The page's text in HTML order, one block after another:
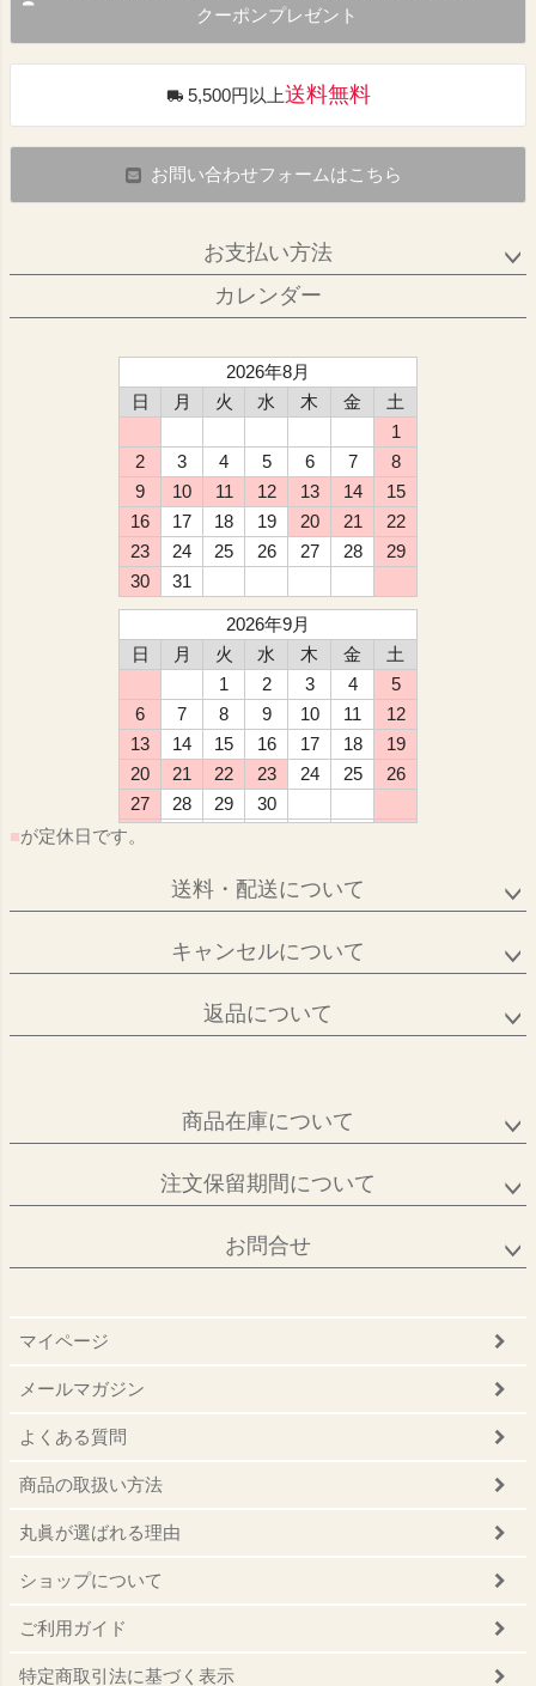
クーポンプレゼント
5,500円以上送料無料
お問い合わせフォームはこちら
お支払い方法
カレンダー
2026年8月
日
月 火 水 木 金
土
1
2
3 4 5 6 7
8
9
10 11 12 13 14
15
16
17 18 19 20 21
22
23
24 25 26 27 28
29
30
31
2026年9月
日
月 火 水 木 金
土
1
2 3 4
5
6
7 8 9 10 11
12
13
14 15 16 17 18
19
20
21 22 23 24 25
26
27
28 29
30
■が定休日です。
送料・配送について
キャンセルについて
返品について
商品在庫について
注文保留期間について
お問合せ
マイページ
メールマガジン
よくある質問
商品の取扱い方法
丸眞が選ばれる理由
ショップについて
ご利用ガイド
特定商取引法に基づく表示